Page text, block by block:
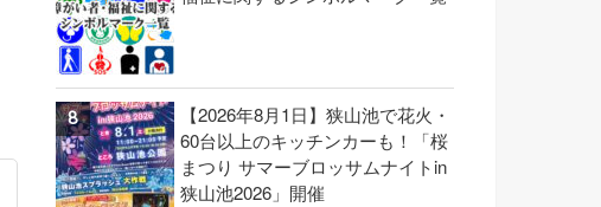
【2026年8月1日】狭山池で花火・
60台以上のキッチンカーも！「桜
まつり サマーブロッサムナイトin
狭山池2026」開催